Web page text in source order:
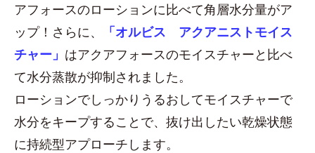
アフォースのローションに比べて角層水分量がア
ップ！さらに、
「オルビス アクアニストモイス
チャー」 はアクアフォースのモイスチャーと比べ
て水分蒸散が抑制されました。
ローションでしっかりうるおしてモイスチャーで
水分をキープすることで、抜け出したい乾燥状態
に持続型アプローチします。